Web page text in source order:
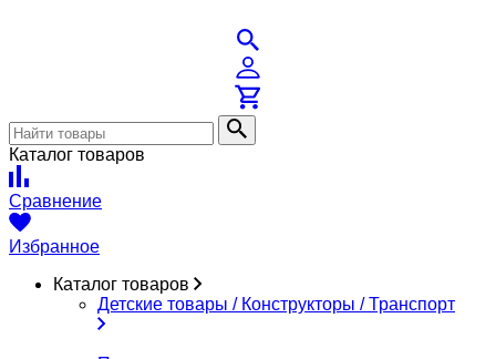
Каталог товаров
Сравнение
Избранное
Каталог товаров
Детские товары / Конструкторы / Транспорт